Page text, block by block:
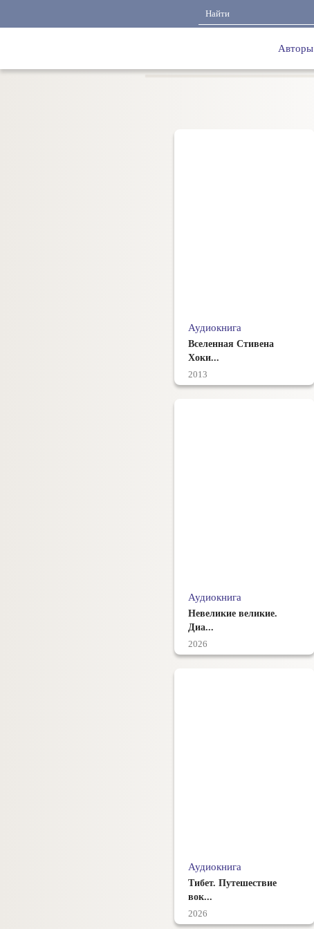
Авторы
Аудиокнига
Вселенная Стивена
Хоки...
2013
Аудиокнига
Невеликие великие.
Диа...
2026
Аудиокнига
Тибет. Путешествие
вок...
2026